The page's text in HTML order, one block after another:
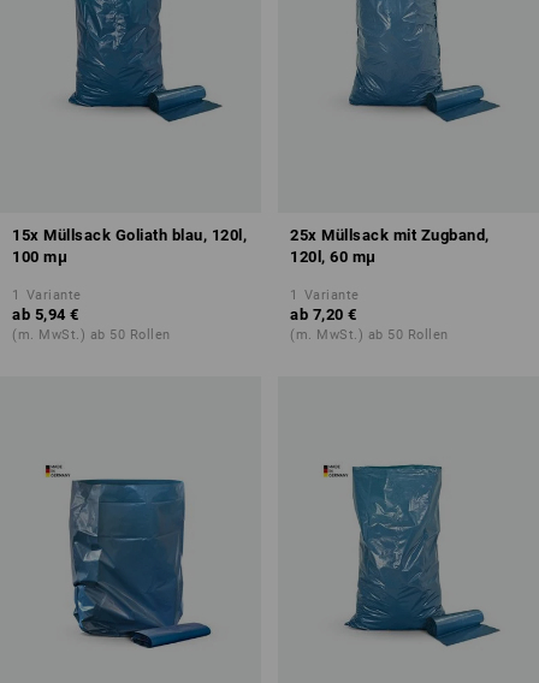
15x Müllsack Goliath blau, 120l,
100 mμ
1 Variante
ab 5,94 €
(m. MwSt.) ab 50 Rollen
25x Müllsack mit Zugband,
120l, 60 mμ
1 Variante
ab 7,20 €
(m. MwSt.) ab 50 Rollen